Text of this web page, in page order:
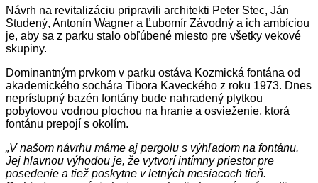
Návrh na revitalizáciu pripravili architekti Peter Stec, Ján
Studený, Antonín Wagner a Ľubomír Závodný a ich ambíciou
je, aby sa z parku stalo obľúbené miesto pre všetky vekové
skupiny.
Dominantným prvkom v parku ostáva Kozmická fontána od
akademického sochára Tibora Kaveckého z roku 1973. Dnes
neprístupný bazén fontány bude nahradený plytkou
pobytovou vodnou plochou na hranie a osvieženie, ktorá
fontánu prepojí s okolím.
„V našom návrhu máme aj pergolu s výhľadom na fontánu.
Jej hlavnou výhodou je, že vytvorí intímny priestor pre
posedenie a tiež poskytne v letných mesiacoch tieň.